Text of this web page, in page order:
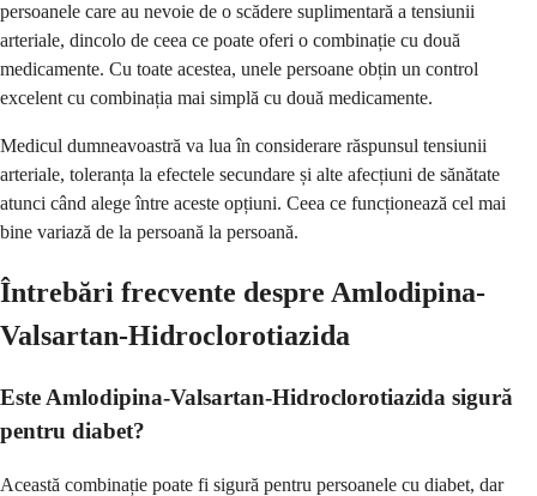
persoanele care au nevoie de o scădere suplimentară a tensiunii
arteriale, dincolo de ceea ce poate oferi o combinație cu două
medicamente. Cu toate acestea, unele persoane obțin un control
excelent cu combinația mai simplă cu două medicamente.
Medicul dumneavoastră va lua în considerare răspunsul tensiunii
arteriale, toleranța la efectele secundare și alte afecțiuni de sănătate
atunci când alege între aceste opțiuni. Ceea ce funcționează cel mai
bine variază de la persoană la persoană.
Întrebări frecvente despre Amlodipina-
Valsartan-Hidroclorotiazida
Este Amlodipina-Valsartan-Hidroclorotiazida sigură
pentru diabet?
Această combinație poate fi sigură pentru persoanele cu diabet, dar